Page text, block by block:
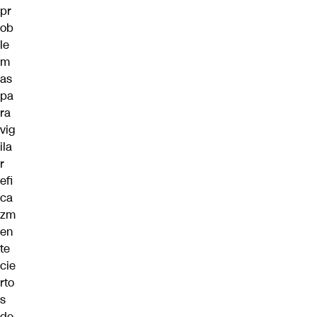
pr
ob
le
m
as
pa
ra
vig
ila
r
efi
ca
zm
en
te
cie
rto
s